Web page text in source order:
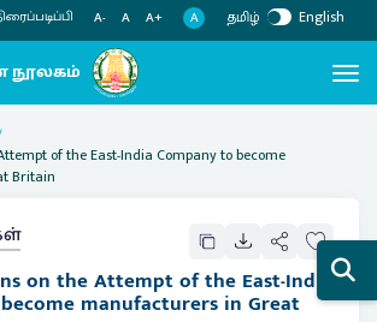
A- A A+ A தமிழ் English
of the East-India Company to become
Britain
on the Attempt of the East-India
manufacturers in Great